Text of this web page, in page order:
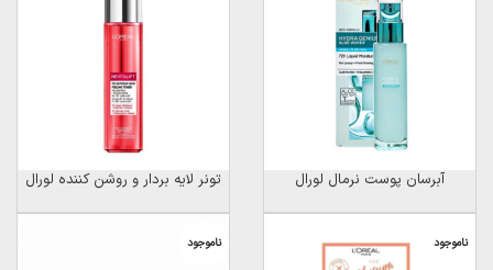
آبرسان پوست نرمال لورال تونر لایه بردار و روشن کننده لورال
ناموجود ناموجود